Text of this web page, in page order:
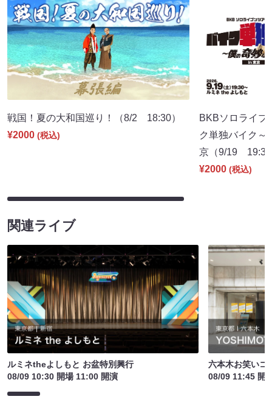
戦国！夏の大和国巡り！（8/2 18:30）
¥2000 (税込)
BKBソロライ
ク単独バイク～
京（9/19
¥2000 (税込)
関連ライブ
ルミネtheよしもと お盆特別興行
08/09 10:30 開場 11:00 開演
六本木お笑いコ
08/09 11:45 開